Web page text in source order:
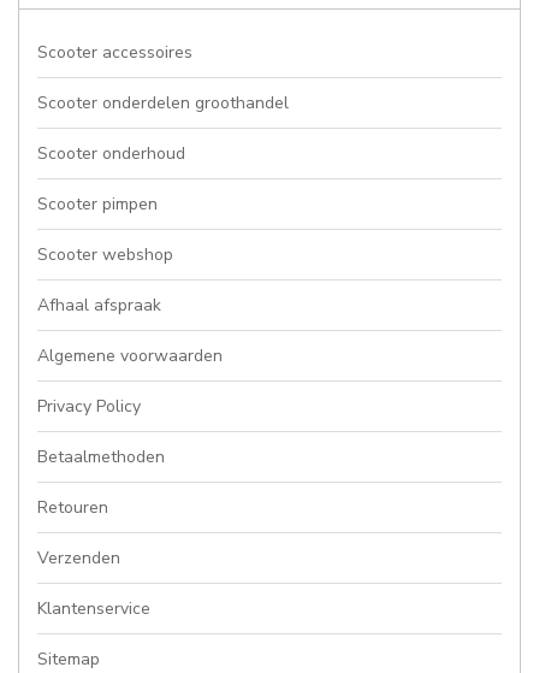
Scooter accessoires
Scooter onderdelen groothandel
Scooter onderhoud
Scooter pimpen
Scooter webshop
Afhaal afspraak
Algemene voorwaarden
Privacy Policy
Betaalmethoden
Retouren
Verzenden
Klantenservice
Sitemap